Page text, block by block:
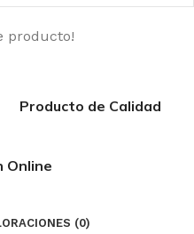
producto!
Producto de Calidad
Online
(0)